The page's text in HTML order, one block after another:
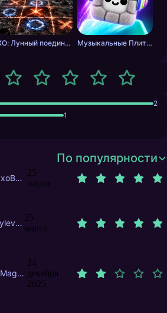
ХО: Лунный поединок Музыкальные Плитки: Ритм Пушистика
2
1
По популярности
CyxoB666
25
марта
Veylevas
25
марта
MagnificentMrFox
24
декабря
2025